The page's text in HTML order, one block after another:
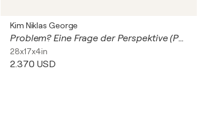
Kim Niklas George
Problem? Eine Frage der Perspektive (Problem? A question of perspective)
28x17x4in
2.370 USD